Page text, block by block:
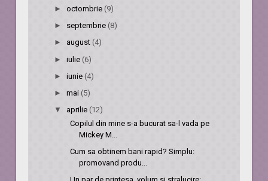
► octombrie (9)
► septembrie (8)
► august (4)
► iulie (6)
► iunie (4)
► mai (5)
▼ aprilie (12)
Copilul din mine s-a bucurat sa-l vada pe
Mickey M...
Cum sa obtinem bani rapid? Simplu:
promovand produ...